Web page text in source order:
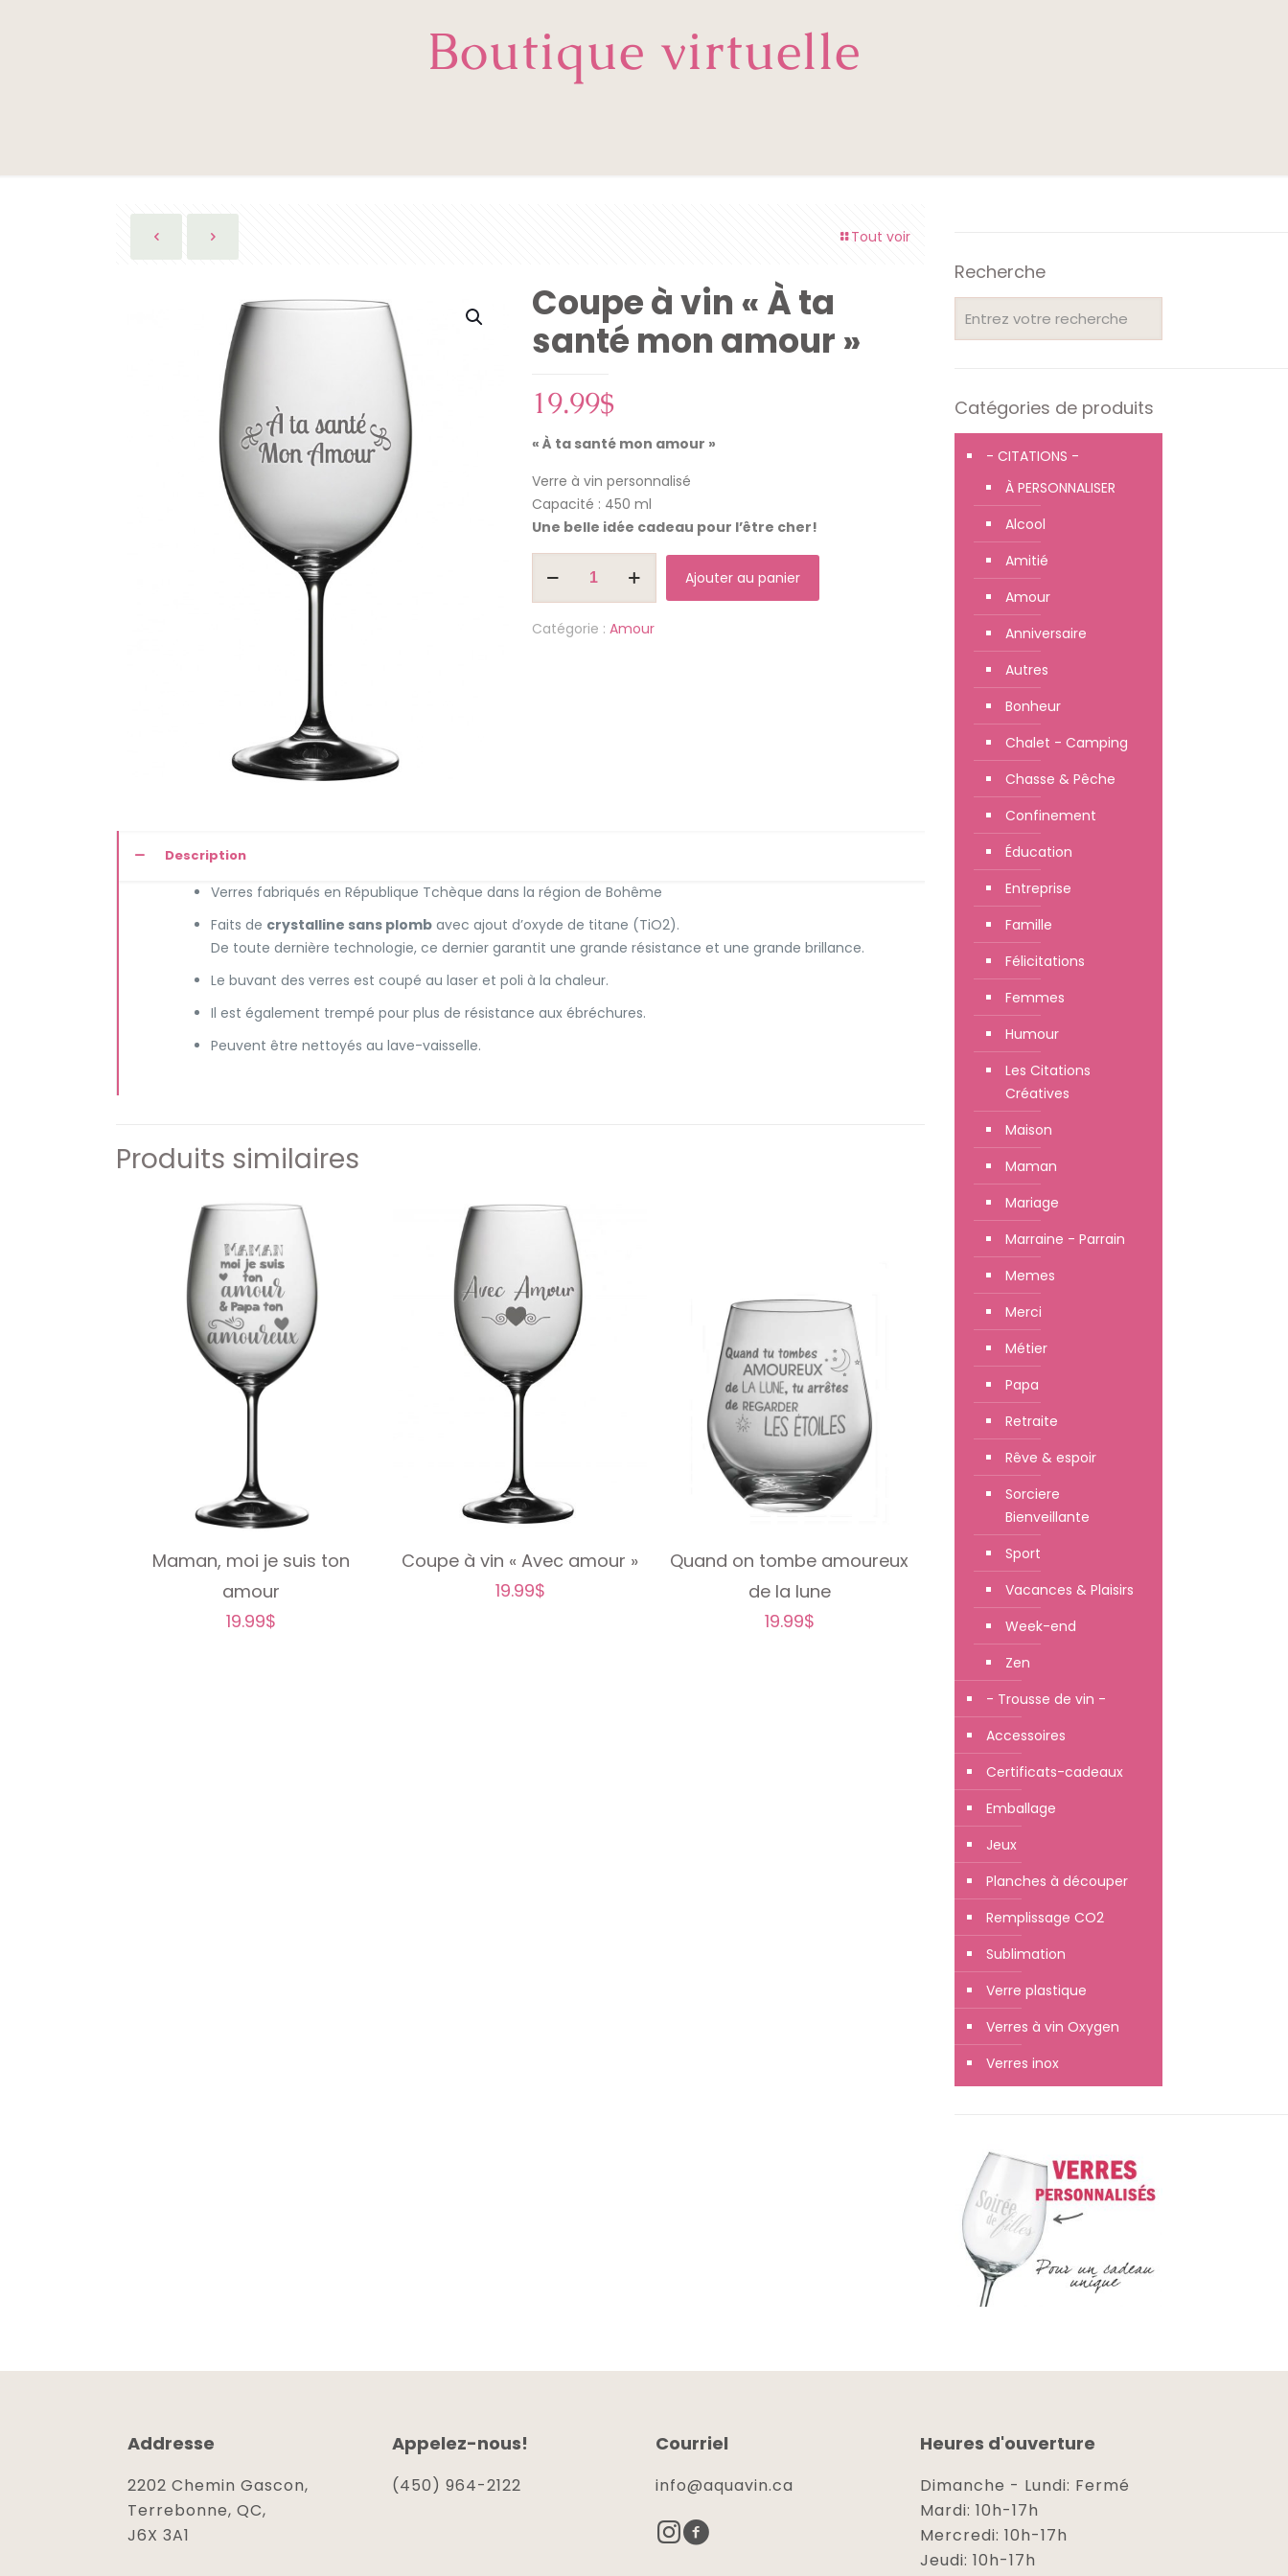
Boutique virtuelle
Tout voir
Coupe à vin « À ta
santé mon amour »
19.99$
« À ta santé mon amour »
Verre à vin personnalisé
Capacité : 450 ml
Une belle idée cadeau pour l’être cher!
à
Ajouter au panier
Catégorie : Amour
Description
Verres fabriqués en République Tchèque dans la région de Bohême
Faits de crystalline sans plombavec ajout d’oxyde de titane (TiO2).
De toute dernière technologie, ce dernier garantit une grande résistance et une grande brillance.
Le buvant des verres est coupé au laser et poli à la chaleur.
Il est également trempé pour plus de résistance aux ébréchures.
Peuvent être nettoyés au lave-vaisselle.
Produits similaires
Maman, moi je suis ton
amour
19.99$
Coupe à vin « Avec amour »
19.99$
Quand on tombe amoureux
de la lune
19.99$
Recherche
Catégories de produits
- CITATIONS -
À PERSONNALISER
Alcool
Amitié
Amour
Anniversaire
Autres
Bonheur
Chalet - Camping
Chasse & Pêche
Confinement
Éducation
Entreprise
Famille
Félicitations
Femmes
Humour
Les Citations
Créatives
Maison
Maman
Mariage
Marraine - Parrain
Memes
Merci
Métier
Papa
Retraite
Rêve & espoir
Sorciere
Bienveillante
Sport
Vacances & Plaisirs
Week-end
Zen
- Trousse de vin -
Accessoires
Certificats-cadeaux
Emballage
Jeux
Planches à découper
Remplissage CO2
Sublimation
Verre plastique
Verres à vin Oxygen
Verres inox
Addresse
2202 Chemin Gascon,
Terrebonne, QC,
J6X 3A1
Appelez-nous!
(450) 964-2122
Courriel
info@aquavin.ca
Heures d'ouverture
Dimanche - Lundi: Fermé
Mardi: 10h-17h
Mercredi: 10h-17h
Jeudi: 10h-17h